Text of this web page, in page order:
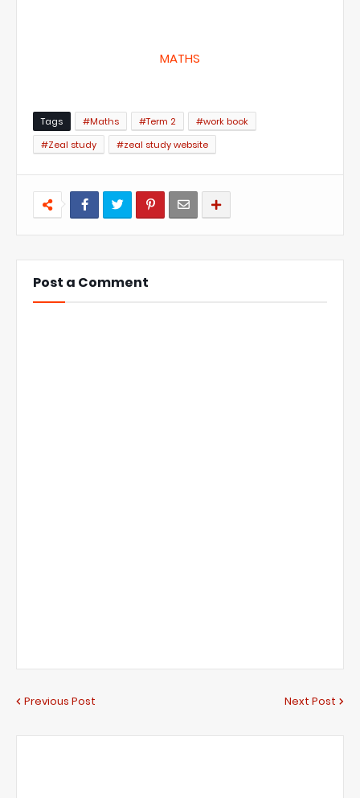
MATHS
Tags #Maths #Term 2
#work book
#Zeal study
#zeal study website
Post a Comment
Previous Post Next Post